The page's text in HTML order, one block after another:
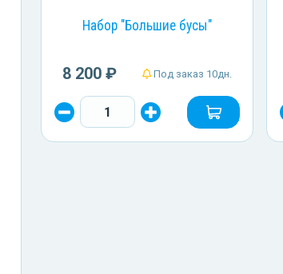
Набор "Большие бусы"
8 200 ₽ Под заказ 10дн.